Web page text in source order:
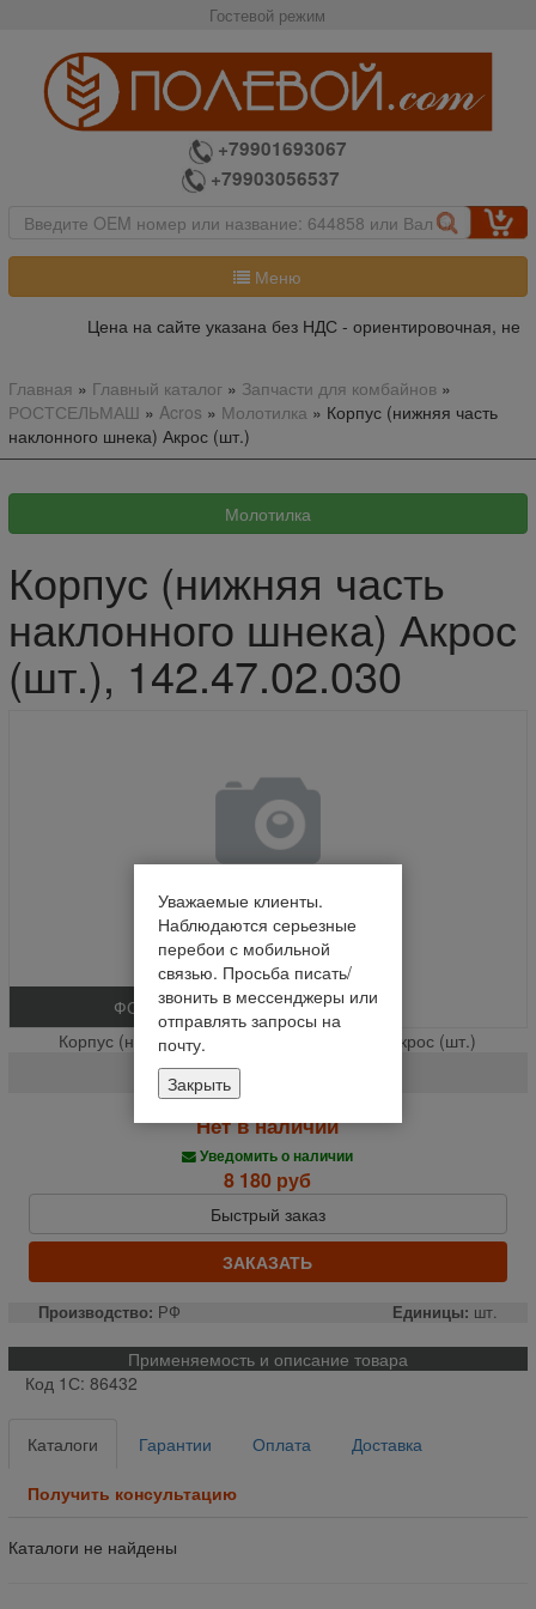
Гостевой режим
+79901693067
+79903056537
Меню
Цена на сайте указана без НДС - ориентировочная, не
Главная » Главный каталог» Запчасти для комбайнов»
РОСТСЕЛЬМАШ » Acros » Молотилка » Корпус (нижняя часть
наклонного шнека) Акрос (шт.)
Корпус (нижняя часть
наклонного шнека) Акрос
(шт.), 142.47.02.030
ФОТО
Корпус (нижняя часть наклонного шнека) Акрос (шт.)
142.47.02.030
Нет в наличии
Уведомить о наличии
8 180 руб
Быстрый заказ
ЗАКАЗАТЬ
Производство: РФ Единицы: шт.
Применяемость и описание товара
Код 1С: 86432
Каталоги Гарантии Оплата Доставка
Получить консультацию
Каталоги не найдены
Уважаемые клиенты.
Наблюдаются серьезные
перебои с мобильной
связью. Просьба писать/
звонить в мессенджеры или
отправлять запросы на
почту.
Закрыть